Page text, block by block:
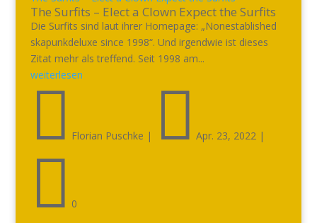
The Surfits – Elect a Clown Expect the Surfits
Die Surfits sind laut ihrer Homepage: „Nonestablished
skapunkdeluxe since 1998“. Und irgendwie ist dieses
Zitat mehr als treffend. Seit 1998 am...
weiterlesen
 Florian Puschke |  Apr. 23, 2022|
 0